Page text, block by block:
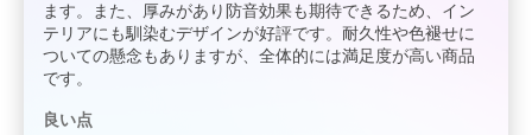
ます。また、厚みがあり防音効果も期待できるため、イン
テリアにも馴染むデザインが好評です。耐久性や色褪せに
ついての懸念もありますが、全体的には満足度が高い商品
です。
良い点